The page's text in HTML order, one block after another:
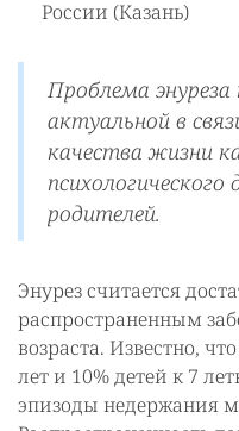
России (Казань)
Проблема энуреза
актуальной в
качества жизни
родителей.
Энурез считается
распространенным
возраста. Известно,
лет и 10% детей к 7
эпизоды недержания